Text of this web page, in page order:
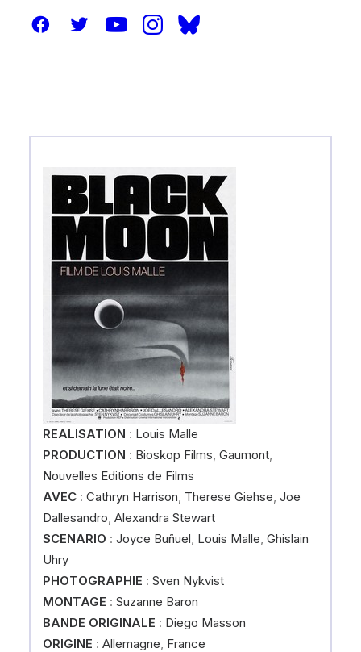
REALISATION : Louis Malle
PRODUCTION : Bioskop Films, Gaumont,
Nouvelles Editions de Films
AVEC : Cathryn Harrison, Therese Giehse, Joe
Dallesandro, Alexandra Stewart
SCENARIO : Joyce Buñuel, Louis Malle, Ghislain
Uhry
PHOTOGRAPHIE : Sven Nykvist
MONTAGE : Suzanne Baron
BANDE ORIGINALE : Diego Masson
ORIGINE : Allemagne, France